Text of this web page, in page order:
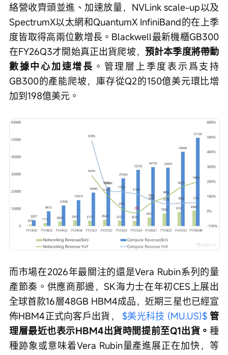
絡營收齊頭並進、加速放量，NVLink scale-up以及
SpectrumX以太網和QuantumX InfiniBand的在上季
度皆取得高兩位數增長。Blackwell最新機櫃GB300
在FY26Q3才開始真正出貨爬坡， 預計本季度將帶動
數據中心加速增長 。管理層上季度表示爲支持
GB300的產能爬坡，庫存從Q2的150億美元環比增
加到198億美元。
而市場在2026年最關注的還是Vera Rubin系列的量
產節奏。供應商那邊，SK海力士在年初CES上展出
全球首款16層48GB HBM4成品，近期三星也已經宣
佈HBM4正式向客戶出貨， $美光科技 (MU.US)$ 管
理層最近也表示HBM4出貨時間提前至Q1出貨。 種
種跡象或意味着Vera Rubin量產進展正在加快，等